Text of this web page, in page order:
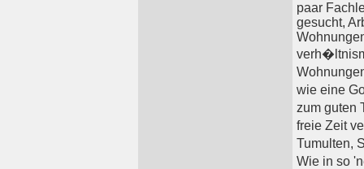
paar
gesucht,
wie eine
zum guten
freie Zeit
Tumulten,
Wie in so